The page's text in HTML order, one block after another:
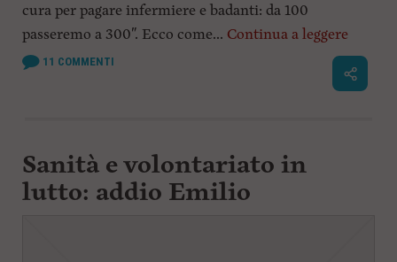
cura per pagare infermiere e badanti: da 100
passeremo a 300". Ecco come... Continua a leggere
11 COMMENTI
Sanità e volontariato in
lutto: addio Emilio